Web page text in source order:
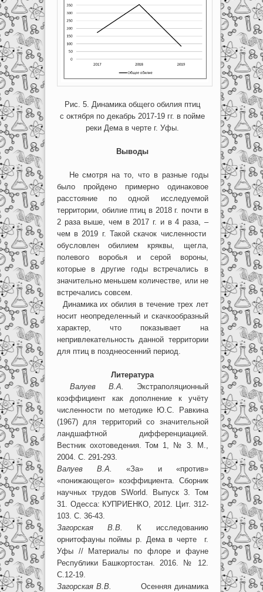
Рис. 5. Динамика общего обилия птиц
с октября по декабрь 2017-19 гг. в пойме
реки Дема в черте г. Уфы.
Выводы
Не смотря на то, что в разные годы
было пройдено примерно одинаковое
расстояние по одной исследуемой
территории, обилие птиц в 2018 г. почти в
2 раза выше, чем в 2017 г. и в 4 раза, –
чем в 2019 г. Такой скачок численности
обусловлен обилием кряквы, щегла,
полевого воробья и серой вороны,
которые в другие годы встречались в
значительно меньшем количестве, или не
встречались совсем.
Динамика их обилия в течение трех лет
носит неопределенный и скачкообразный
характер, что показывает на
непривлекательность данной территории
для птиц в позднеосенний период.
Литература
Валуев В.А.
Экстраполяционный
коэффициент как дополнение к учёту
численности по методике Ю.С. Равкина
(1967) для территорий со значительной
ландшафтной дифференциацией.
Вестник охотоведения. Том 1, № 3. М.,
2004. С. 291-293.
Валуев В.А.
«За» и «против»
«понижающего» коэффициента. Сборник
научных трудов SWorld. Выпуск 3. Том
31. Одесса: КУПРИЕНКО, 2012. Цит. 312-
103. С. 36-43.
Загорская В.В.
К исследованию
орнитофауны поймы р. Дема в черте г.
Уфы // Материалы по флоре и фауне
Республики Башкортостан. 2016. № 12.
C.12-19.
Загорская В.В. Осенняя динамика